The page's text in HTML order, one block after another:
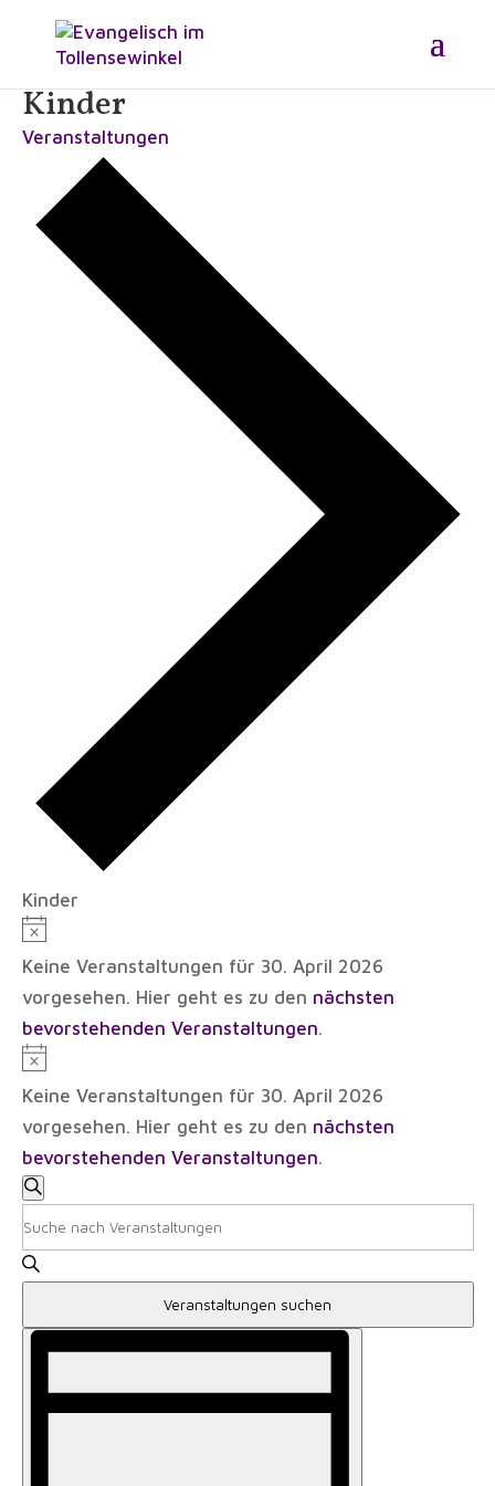
Kinder
Veranstaltungen
Kinder
Veranstaltungen
für
30.
April
2026
Hinweis
Keine Veranstaltungen für 30. April 2026
vorgesehen. Hier geht es zu den nächsten
bevorstehenden Veranstaltungen.
Hinweis
Keine Veranstaltungen für 30. April 2026
vorgesehen. Hier geht es zu den nächsten
bevorstehenden Veranstaltungen.
Veranstaltungen
Suche
und
Ansichten,
Suche
Bitte
Schlüsselwort
eingeben.
nach
Veranstaltungen suchen
Veranstaltung
Ansichten-
Navigation